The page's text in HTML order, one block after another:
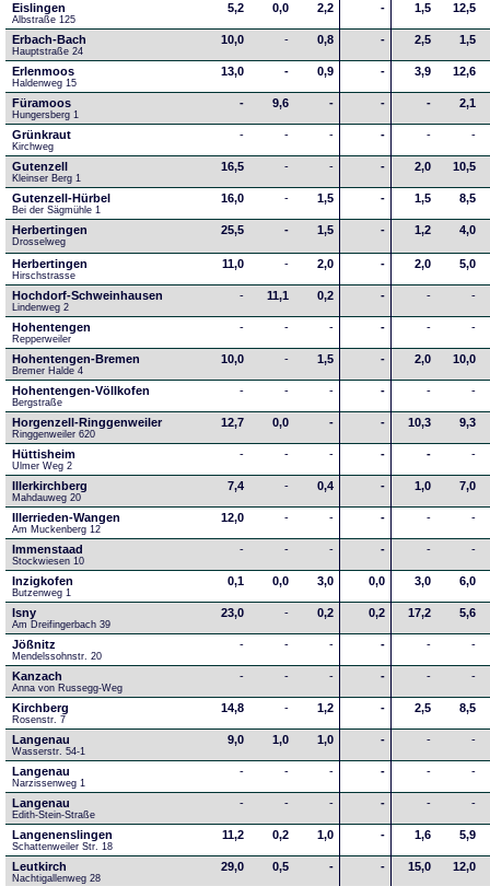
Eislingen
Albstraße 125
5,2 0,0 2,2 - 1,5 12,5
Erbach-Bach
Hauptstraße 24
10,0 - 0,8 - 2,5 1,5
Erlenmoos
Haldenweg 15
13,0 - 0,9 - 3,9 12,6
Füramoos
Hungersberg 1
- 9,6 - - - 2,1
Grünkraut
Kirchweg
- - - - - -
Gutenzell
Kleinser Berg 1
16,5 - - - 2,0 10,5
Gutenzell-Hürbel
Bei der Sägmühle 1
16,0 - 1,5 - 1,5 8,5
Herbertingen
Drosselweg
25,5 - 1,5 - 1,2 4,0
Herbertingen
Hirschstrasse
11,0 - 2,0 - 2,0 5,0
Hochdorf-Schweinhausen
Lindenweg 2
- 11,1 0,2 - - -
Hohentengen
Repperweiler
- - - - - -
Hohentengen-Bremen
Bremer Halde 4
10,0 - 1,5 - 2,0 10,0
Hohentengen-Völlkofen
Bergstraße
- - - - - -
Horgenzell-Ringgenweiler
Ringgenweiler 620
12,7 0,0 - - 10,3 9,3
Hüttisheim
Ulmer Weg 2
- - - - - -
Illerkirchberg
Mahdauweg 20
7,4 - 0,4 - 1,0 7,0
Illerrieden-Wangen
Am Muckenberg 12
12,0 - - - - -
Immenstaad
Stockwiesen 10
- - - - - -
Inzigkofen
Butzenweg 1
0,1 0,0 3,0 0,0 3,0 6,0
Isny
Am Dreifingerbach 39
23,0 - 0,2 0,2 17,2 5,6
Jößnitz
Mendelssohnstr. 20
- - - - - -
Kanzach
Anna von Russegg-Weg
- - - - - -
Kirchberg
Rosenstr. 7
14,8 - 1,2 - 2,5 8,5
Langenau
Wasserstr. 54-1
9,0 1,0 1,0 - - -
Langenau
Narzissenweg 1
- - - - - -
Langenau
Edith-Stein-Straße
- - - - - -
Langenenslingen
Schattenweiler Str. 18
11,2 0,2 1,0 - 1,6 5,9
Leutkirch
Nachtigallenweg 28
29,0 0,5 - - 15,0 12,0